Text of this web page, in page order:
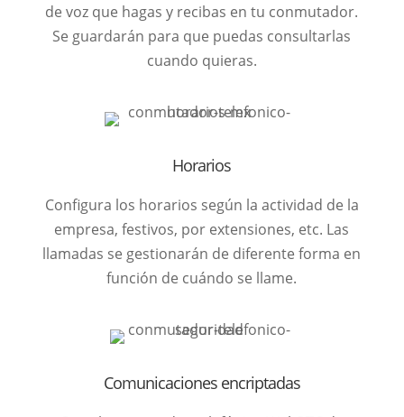
de voz que hagas y recibas en tu conmutador.
Se guardarán para que puedas consultarlas
cuando quieras.
Horarios
Configura los horarios según la actividad de la
empresa, festivos, por extensiones, etc. Las
llamadas se gestionarán de diferente forma en
función de cuándo se llame.
Comunicaciones encriptadas